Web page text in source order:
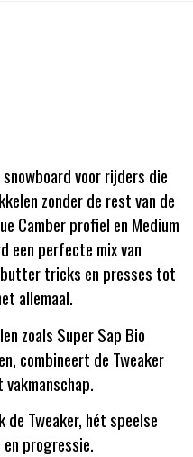
voor rijders die
zonder de rest van de
Camber profiel en Medium
een perfecte mix van
tricks en presses tot
allemaal.
zoals Super Sap Bio
combineert de Tweaker
de Tweaker, hét speelse
progressie.